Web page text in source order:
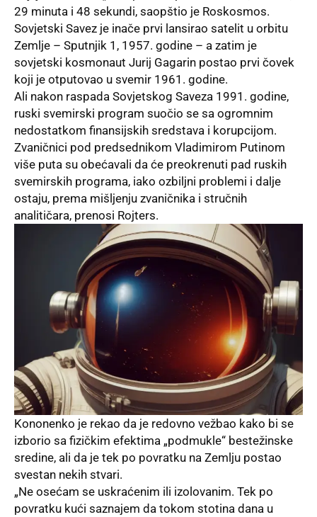
29 minuta i 48 sekundi, saopštio je Roskosmos.
Sovjetski Savez je inače prvi lansirao satelit u orbitu
Zemlje – Sputnjik 1, 1957. godine – a zatim je
sovjetski kosmonaut Jurij Gagarin postao prvi čovek
koji je otputovao u svemir 1961. godine.
Ali nakon raspada Sovjetskog Saveza 1991. godine,
ruski svemirski program suočio se sa ogromnim
nedostatkom finansijskih sredstava i korupcijom.
Zvaničnici pod predsednikom Vladimirom Putinom
više puta su obećavali da će preokrenuti pad ruskih
svemirskih programa, iako ozbiljni problemi i dalje
ostaju, prema mišljenju zvaničnika i stručnih
analitičara, prenosi Rojters.
Kononenko je rekao da je redovno vežbao kako bi se
izborio sa fizičkim efektima „podmukle“ bestežinske
sredine, ali da je tek po povratku na Zemlju postao
svestan nekih stvari.
„Ne osećam se uskraćenim ili izolovanim. Tek po
povratku kući saznajem da tokom stotina dana u